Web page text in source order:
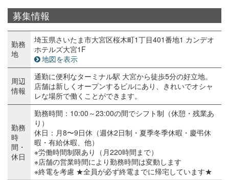
募集情報
勤務
地
埼玉県さいたま市大宮区桜木町1丁目401番地1 カンデオ
ホテルズ大宮1F
地図を表示
周辺
情報
通勤に便利なターミナル駅 大宮から徒歩5分の好立地。
店舗は新しくオープンするビルにあり、きれいでオシャ
レな場所で働くことができます。
勤務
時
間・
休日
勤務時間：10:00～23:00の間でシフト制（休憩・残業あ
り）
休日：月8〜9日休（週休2日制・夏季冬季休暇・慶弔休
暇・有給休暇、他）
※労働時間制限あり（月220時間まで）
※店舗の営業時間により勤務時間は変動します
※終電を考慮 ★全員が必ず終電までに帰宅しています★